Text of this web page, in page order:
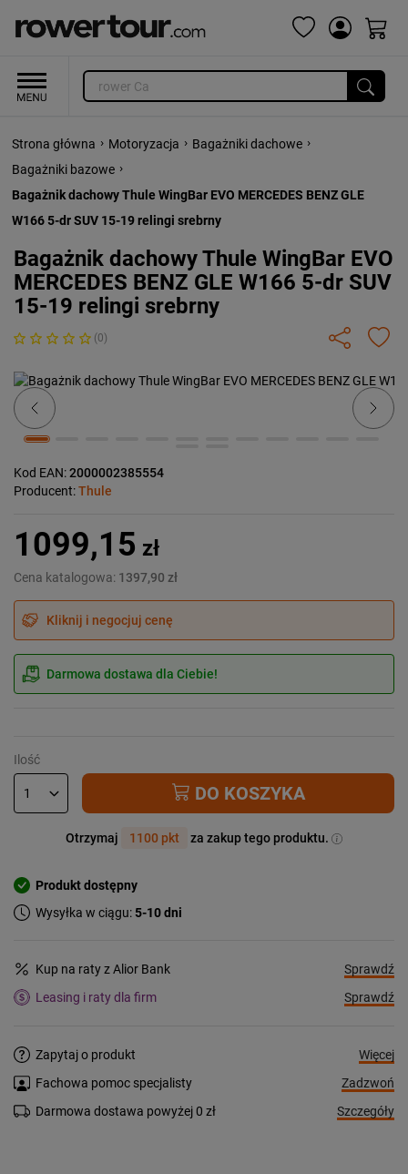
Strona główna › Motoryzacja › Bagażniki dachowe ›
Bagażniki bazowe ›
Bagażnik dachowy Thule WingBar EVO MERCEDES BENZ GLE
W166 5-dr SUV 15-19 relingi srebrny
Bagażnik dachowy Thule WingBar EVO
MERCEDES BENZ GLE W166 5-dr SUV
15-19 relingi srebrny
(0)
Previous Next
Kod EAN:2000002385554
Producent:Thule
1099,15 zł
Cena katalogowa: 1397,90 zł
Kliknij i negocjuj cenę
Darmowa dostawa dla Ciebie!
Ilość
DO KOSZYKA
Otrzymaj 1100 pkt za zakup tego produktu.
Produkt dostępny
Wysyłka w ciągu:5-10 dni
Kup na raty z Alior Bank
Sprawdź
Leasing i raty dla firm
Sprawdź
Zapytaj o produkt
Więcej
Fachowa pomoc specjalisty
Zadzwoń
Darmowa dostawa powyżej 0 zł
Szczegóły